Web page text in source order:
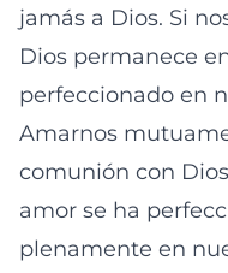
jamás a Dios. Si
Dios permanece
perfeccionado en
Amarnos
comunión con
amor se ha
plenamente en